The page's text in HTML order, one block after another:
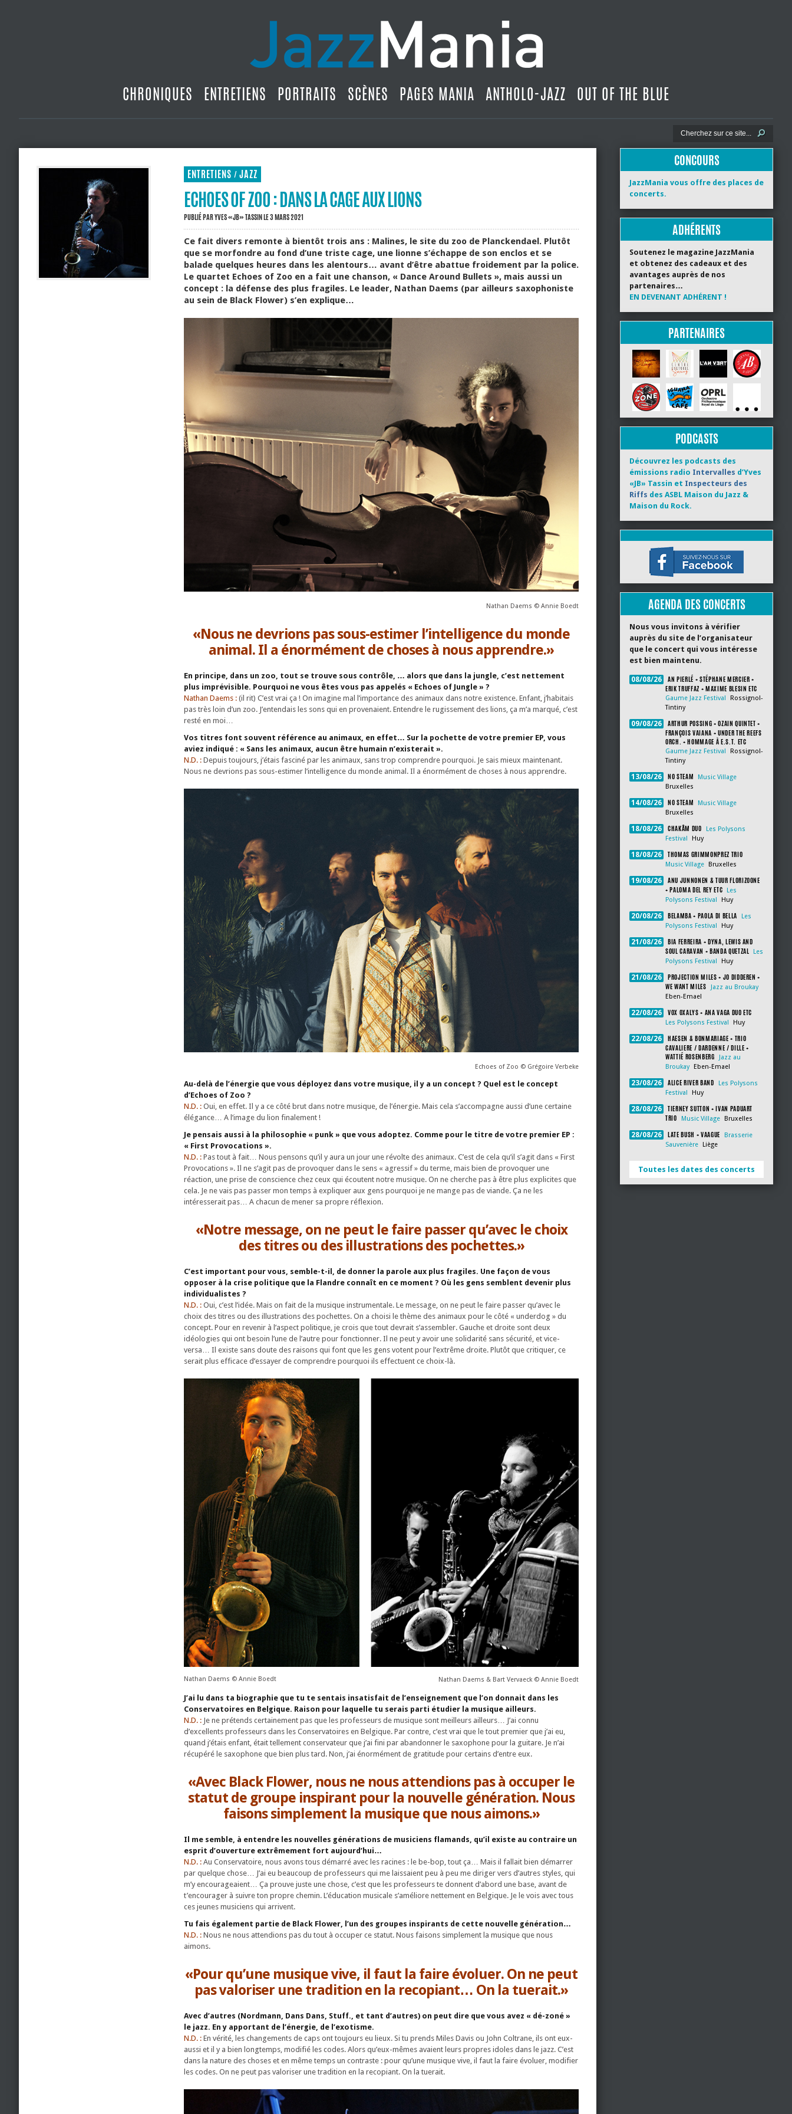
CHRONIQUES ENTRETIENS PORTRAITS SCÈNES PAGES MANIA ANTHOLO-JAZZ OUT OF THE BLUE
ENTRETIENS / JAZZ
ECHOES OF ZOO : DANS LA CAGE AUX LIONS
PUBLIÉ PARYVES «JB» TASSINLE 3 MARS 2021
Ce fait divers remonte à bientôt trois ans : Malines, le site du zoo de Planckendael. Plutôt
que se morfondre au fond d’une triste cage, une lionne s’échappe de son enclos et se
balade quelques heures dans les alentours… avant d’être abattue froidement par la police.
Le quartet Echoes of Zoo en a fait une chanson, « Dance Around Bullets », mais aussi un
concept : la défense des plus fragiles. Le leader, Nathan Daems (par ailleurs saxophoniste
au sein de Black Flower) s’en explique…
Nathan Daems © Annie Boedt
«Nous ne devrions pas sous-estimer l’intelligence du monde
animal. Il a énormément de choses à nous apprendre.»
En principe, dans un zoo, tout se trouve sous contrôle, … alors que dans la jungle, c’est nettement
plus imprévisible. Pourquoi ne vous êtes vous pas appelés « Echoes of Jungle » ?
Nathan Daems : (il rit) C’est vrai ça ! On imagine mal l’importance des animaux dans notre existence. Enfant, j’habitais
pas très loin d’un zoo. J’entendais les sons qui en provenaient. Entendre le rugissement des lions, ça m’a marqué, c’est
resté en moi…
Vos titres font souvent référence au animaux, en effet… Sur la pochette de votre premier EP, vous
aviez indiqué : « Sans les animaux, aucun être humain n’existerait ».
N.D. : Depuis toujours, j’étais fasciné par les animaux, sans trop comprendre pourquoi. Je sais mieux maintenant.
Nous ne devrions pas sous-estimer l’intelligence du monde animal. Il a énormément de choses à nous apprendre.
Echoes of Zoo © Grégoire Verbeke
Au-delà de l’énergie que vous déployez dans votre musique, il y a un concept ? Quel est le concept
d’Echoes of Zoo ?
N.D. : Oui, en effet. Il y a ce côté brut dans notre musique, de l’énergie. Mais cela s’accompagne aussi d’une certaine
élégance… A l’image du lion finalement !
Je pensais aussi à la philosophie « punk » que vous adoptez. Comme pour le titre de votre premier EP :
« First Provocations ».
N.D. : Pas tout à fait… Nous pensons qu’il y aura un jour une révolte des animaux. C’est de cela qu’il s’agit dans « First
Provocations ». Il ne s’agit pas de provoquer dans le sens « agressif » du terme, mais bien de provoquer une
réaction, une prise de conscience chez ceux qui écoutent notre musique. On ne cherche pas à être plus explicites que
cela. Je ne vais pas passer mon temps à expliquer aux gens pourquoi je ne mange pas de viande. Ça ne les
intéresserait pas… A chacun de mener sa propre réflexion.
«Notre message, on ne peut le faire passer qu’avec le choix
des titres ou des illustrations des pochettes.»
C’est important pour vous, semble-t-il, de donner la parole aux plus fragiles. Une façon de vous
opposer à la crise politique que la Flandre connaît en ce moment ? Où les gens semblent devenir plus
individualistes ?
N.D. : Oui, c’est l’idée. Mais on fait de la musique instrumentale. Le message, on ne peut le faire passer qu’avec le
choix des titres ou des illustrations des pochettes. On a choisi le thème des animaux pour le côté « underdog » du
concept. Pour en revenir à l’aspect politique, je crois que tout devrait s’assembler. Gauche et droite sont deux
idéologies qui ont besoin l’une de l’autre pour fonctionner. Il ne peut y avoir une solidarité sans sécurité, et vice-
versa… Il existe sans doute des raisons qui font que les gens votent pour l’extrême droite. Plutôt que critiquer, ce
serait plus efficace d’essayer de comprendre pourquoi ils effectuent ce choix-là.
Nathan Daems © Annie Boedt Nathan Daems & Bart Vervaeck © Annie Boedt
J’ai lu dans ta biographie que tu te sentais insatisfait de l’enseignement que l’on donnait dans les
Conservatoires en Belgique. Raison pour laquelle tu serais parti étudier la musique ailleurs.
N.D. : Je ne prétends certainement pas que les professeurs de musique sont meilleurs ailleurs… J’ai connu
d’excellents professeurs dans les Conservatoires en Belgique. Par contre, c’est vrai que le tout premier que j’ai eu,
quand j’étais enfant, était tellement conservateur que j’ai fini par abandonner le saxophone pour la guitare. Je n’ai
récupéré le saxophone que bien plus tard. Non, j’ai énormément de gratitude pour certains d’entre eux.
«Avec Black Flower, nous ne nous attendions pas à occuper le
statut de groupe inspirant pour la nouvelle génération. Nous
faisons simplement la musique que nous aimons.»
Il me semble, à entendre les nouvelles générations de musiciens flamands, qu’il existe au contraire un
esprit d’ouverture extrêmement fort aujourd’hui…
N.D. : Au Conservatoire, nous avons tous démarré avec les racines : le be-bop, tout ça… Mais il fallait bien démarrer
par quelque chose… J’ai eu beaucoup de professeurs qui me laissaient peu à peu me diriger vers d’autres styles, qui
m’y encourageaient… Ça prouve juste une chose, c’est que les professeurs te donnent d’abord une base, avant de
t’encourager à suivre ton propre chemin. L’éducation musicale s’améliore nettement en Belgique. Je le vois avec tous
ces jeunes musiciens qui arrivent.
Tu fais également partie de Black Flower, l’un des groupes inspirants de cette nouvelle génération…
N.D. : Nous ne nous attendions pas du tout à occuper ce statut. Nous faisons simplement la musique que nous
aimons.
«Pour qu’une musique vive, il faut la faire évoluer. On ne peut
pas valoriser une tradition en la recopiant… On la tuerait.»
Avec d’autres (Nordmann, Dans Dans, Stuff., et tant d’autres) on peut dire que vous avez « dé-zoné »
le jazz. En y apportant de l’énergie, de l’exotisme.
N.D. : En vérité, les changements de caps ont toujours eu lieux. Si tu prends Miles Davis ou John Coltrane, ils ont eux-
aussi et il y a bien longtemps, modifié les codes. Alors qu’eux-mêmes avaient leurs propres idoles dans le jazz. C’est
dans la nature des choses et en même temps un contraste : pour qu’une musique vive, il faut la faire évoluer, modifier
les codes. On ne peut pas valoriser une tradition en la recopiant. On la tuerait.
CONCOURS
JazzMania vous offre des places de
concerts.
ADHÉRENTS
Soutenez le magazine JazzMania
et obtenez des cadeaux et des
avantages auprès de nos
partenaires…
EN DEVENANT ADHÉRENT !
PARTENAIRES
PODCASTS
Découvrez les podcasts des
émissions radio Intervalles d’Yves
«JB» Tassin et Inspecteurs des
Riffs des ASBL Maison du Jazz &
Maison du Rock.
AGENDA DES CONCERTS
Nous vous invitons à vérifier
auprès du site de l’organisateur
que le concert qui vous intéresse
est bien maintenu.
08/08/26
AN PIERLÉ + STÉPHANE MERCIER +
ERIK TRUFFAZ + MAXIME BLESIN ETC
Gaume Jazz Festival
Rossignol-
Tintiny
09/08/26
ARTHUR POSSING + OZAIN QUINTET +
FRANÇOIS VAIANA + UNDER THE REEFS
ORCH. + HOMMAGE À E.S.T. ETC
Gaume Jazz Festival
Rossignol-
Tintiny
13/08/26 NO STEAM
Music Village
Bruxelles
14/08/26 NO STEAM
Music Village
Bruxelles
18/08/26 CHAKÂM DUO
Les Polysons
Festival
Huy
18/08/26 THOMAS GRIMMONPREZ TRIO
Music Village Bruxelles
19/08/26
ANU JUNNONEN & TUUR FLORIZOONE
+ PALOMA DEL REY ETC
Les
Polysons Festival
Huy
20/08/26 BELAMBA + PAOLA DI BELLA
Les
Polysons Festival
Huy
21/08/26
BIA FERREIRA + DYNA, LEWIS AND
SOUL CARAVAN + BANDA QUETZAL
Les
Polysons Festival
Huy
21/08/26
PROJECTION MILES + JO DIDDEREN +
WE WANT MILES
Jazz au Broukay
Eben-Emael
22/08/26 VOX OXALYS + ANA VAGA DUO ETC
Les Polysons Festival Huy
22/08/26
HAESEN & BONMARIAGE + TRIO
CAVALIERE / DARDENNE / DILLE +
WATTIÉ ROSENBERG
Jazz au
Broukay
Eben-Emael
23/08/26 ALICE RIVER BAND
Les Polysons
Festival
Huy
28/08/26
TIERNEY SUTTON + IVAN PADUART
TRIO
Music Village Bruxelles
28/08/26 LATE BUSH + VAAGUE
Brasserie
Sauvenière
Liège
Toutes les dates des concerts